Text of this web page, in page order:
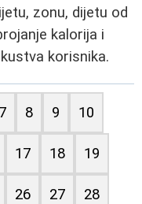
zonu, dijetu od
kalorija i
korisnika.
7 8 9 10
17 18 19
26 27 28